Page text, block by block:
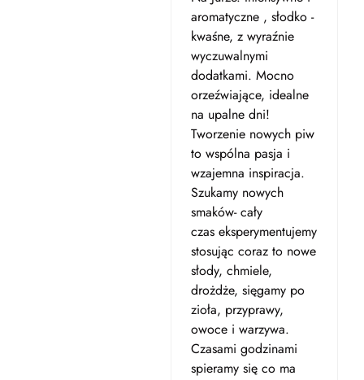
aromatyczne , słodko -
kwaśne, z wyraźnie
wyczuwalnymi
dodatkami. Mocno
orzeźwiające, idealne
na upalne dni!
Tworzenie nowych piw
to wspólna pasja i
wzajemna inspiracja.
Szukamy nowych
smaków- cały
czas eksperymentujemy
stosując coraz to nowe
słody, chmiele,
drożdże, sięgamy po
zioła, przyprawy,
owoce i warzywa.
Czasami godzinami
spieramy się co ma